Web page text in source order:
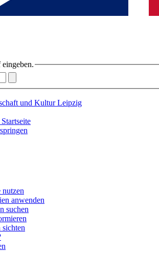
und Kultur Leipzig
nutzen
anwenden
suchen